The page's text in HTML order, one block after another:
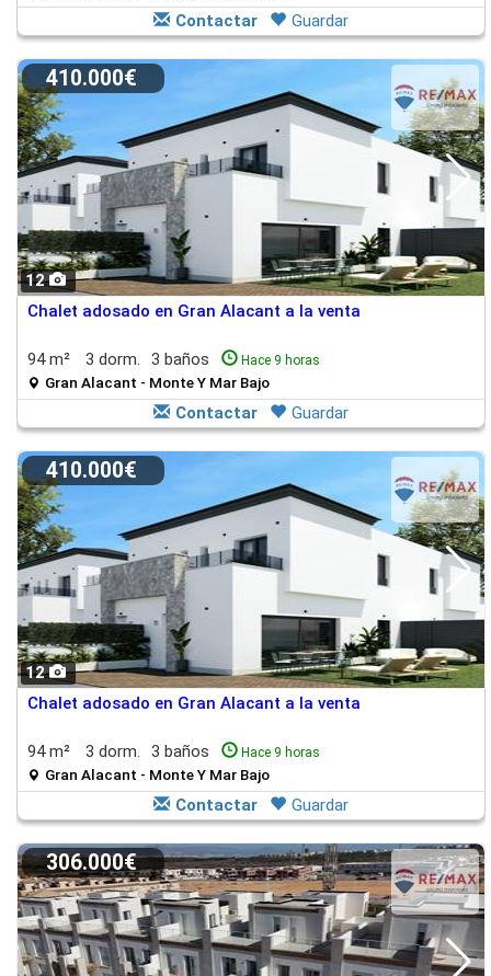
Contactar Guardar
12
410.000€
Chalet adosado en Gran Alacant a la venta
94 m² 3 dorm. 3 baños Hace 9 horas
Gran Alacant - Monte Y Mar Bajo
Contactar Guardar
12
410.000€
Chalet adosado en Gran Alacant a la venta
94 m² 3 dorm. 3 baños Hace 9 horas
Gran Alacant - Monte Y Mar Bajo
Contactar Guardar
306.000€